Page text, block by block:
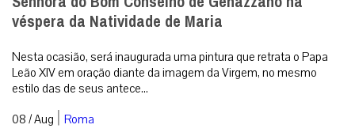
véspera da Natividade de Maria
Nesta ocasião, será inaugurada uma pintura que retrata o Papa
Leão XIV em oração diante da imagem da Virgem, no mesmo
estilo das de seus antece...
08 / Aug | Roma